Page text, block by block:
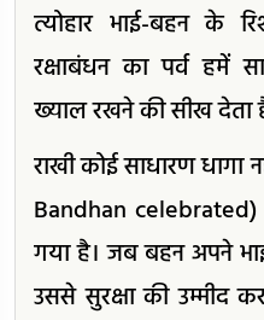
त्योहार भाई-बहन के
रक्षाबंधन का पर्व हमें
ख्याल रखने की सीख देता
राखी कोई साधारण धागा
Bandhan
गया है। जब बहन अपने
उससे सुरक्षा की उम्मीद